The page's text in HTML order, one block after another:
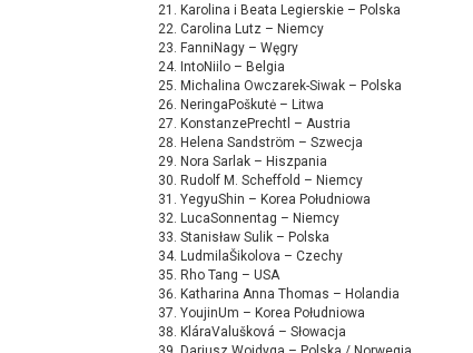
Karolina i Beata Legierskie – Polska
Carolina Lutz – Niemcy
FanniNagy – Węgry
IntoNiilo – Belgia
Michalina Owczarek-Siwak – Polska
NeringaPoškutė – Litwa
KonstanzePrechtl – Austria
Helena Sandström – Szwecja
Nora Sarlak – Hiszpania
Rudolf M. Scheffold – Niemcy
YegyuShin – Korea Południowa
LucaSonnentag – Niemcy
Stanisław Sulik – Polska
LudmilaŠikolova – Czechy
Rho Tang – USA
Katharina Anna Thomas – Holandia
YoujinUm – Korea Południowa
KláraValušková – Słowacja